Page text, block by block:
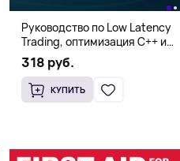
Руководство по Low Latency
Trading, оптимизация C++ и
системная архитектура для
HFT
318 руб.
КУПИТЬ